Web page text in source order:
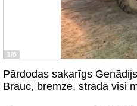
1/6
Pārdodas sakarīgs
Brauc, bremzē, strādā visi